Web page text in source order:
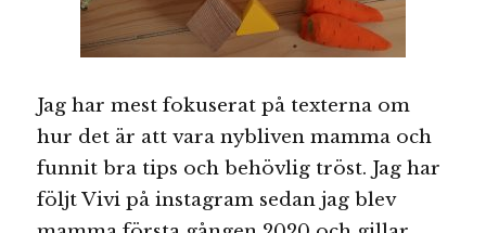
Jag har mest fokuserat på texterna om
hur det är att vara nybliven mamma och
funnit bra tips och behövlig tröst. Jag har
följt Vivi på instagram sedan jag blev